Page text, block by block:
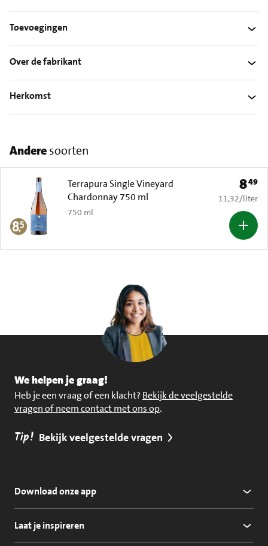
Toevoegingen
Over de fabrikant
Herkomst
Anderesoorten
Terrapura Single Vineyard
Chardonnay 750 ml
750 ml
Prijs:
849
€ 11,32 per
11,32/liter
We helpen je graag!
Heb je een vraag of een klacht? Bekijk de veelgestelde
vragen of neem contact met ons op.
Tip! Bekijk veelgestelde vragen
Download onze app
Laat je inspireren